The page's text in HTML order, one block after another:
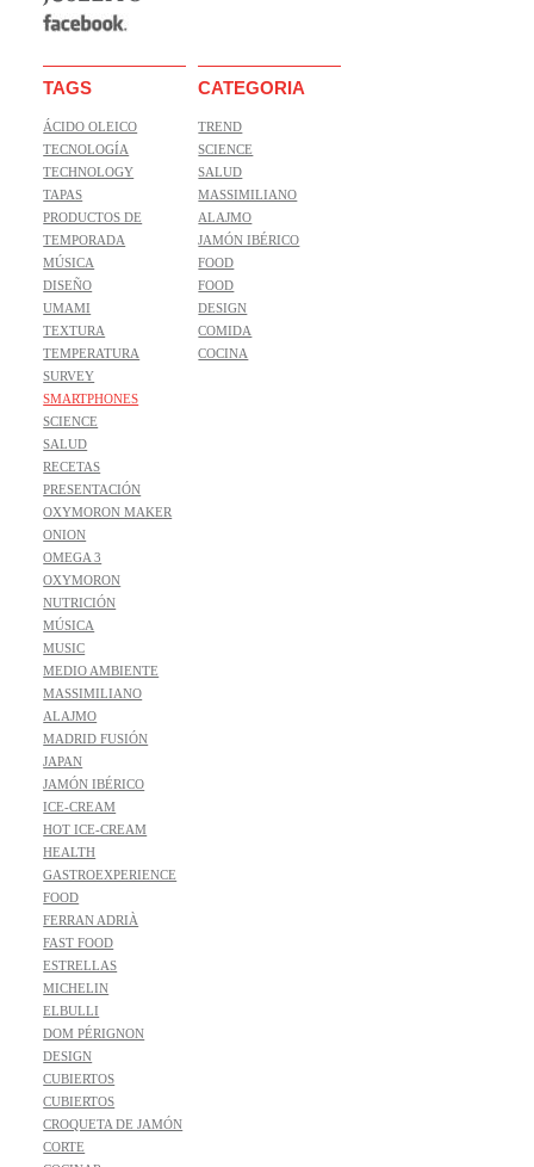
TAGS
ÁCIDO OLEICO
TECNOLOGÍA
TECHNOLOGY
TAPAS
PRODUCTOS DE
TEMPORADA
MÚSICA
DISEÑO
UMAMI
TEXTURA
TEMPERATURA
SURVEY
SMARTPHONES
SCIENCE
SALUD
RECETAS
PRESENTACIÓN
OXYMORON MAKER
ONION
OMEGA 3
OXYMORON
NUTRICIÓN
MÚSICA
MUSIC
MEDIO AMBIENTE
MASSIMILIANO
ALAJMO
MADRID FUSIÓN
JAPAN
JAMÓN IBÉRICO
ICE-CREAM
HOT ICE-CREAM
HEALTH
GASTROEXPERIENCE
FOOD
FERRAN ADRIÀ
FAST FOOD
ESTRELLAS
MICHELIN
ELBULLI
DOM PÉRIGNON
DESIGN
CUBIERTOS
CUBIERTOS
CROQUETA DE JAMÓN
CORTE
CATEGORIA
TREND
SCIENCE
SALUD
MASSIMILIANO
ALAJMO
JAMÓN IBÉRICO
FOOD
FOOD
DESIGN
COMIDA
COCINA